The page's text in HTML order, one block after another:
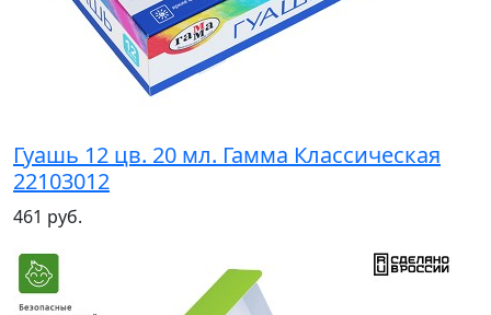
Гуашь 12 цв. 20 мл. Гамма Классическая
22103012
461 руб.